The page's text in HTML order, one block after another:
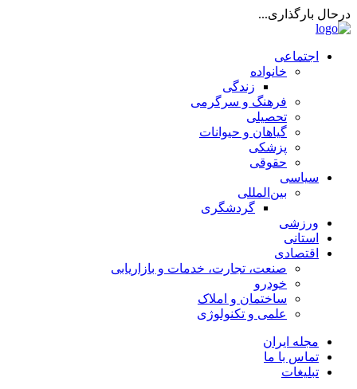
درحال بارگذاری...
اجتماعی
خانواده
زندگی
فرهنگ و سرگرمی
تحصیلی
گیاهان و حیوانات
پزشکی
حقوقی
سیاسی
بین‌المللی
گردشگری
ورزشی
استانی
اقتصادی
صنعت، تجارت، خدمات و بازاریابی
خودرو
ساختمان و املاک
علمی و تکنولوژی
مجله ایران
تماس با ما
تبلیغات